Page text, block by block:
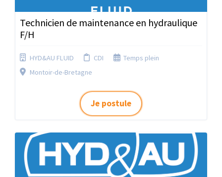
Technicien de maintenance en hydraulique
F/H
HYD&AU FLUID CDI
Temps plein
Montoir-de-Bretagne
Je postule